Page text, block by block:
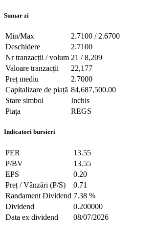
Sumar zi
Min/Max
2.7100 / 2.6700
Deschidere
2.7100
Nr tranzacții / volum 21 / 8,209
Valoare tranzacții
22,177
Preț mediu
2.7000
Capitalizare de piață 84,687,500.00
Stare simbol
Inchis
Piața
REGS
Indicatori bursieri
PER
13.55
P/BV
13.55
EPS
0.20
Preț / Vânzări (P/S)
0.71
Randament Dividend 7.38 %
Dividend
0.200000
Data ex dividend
08/07/2026